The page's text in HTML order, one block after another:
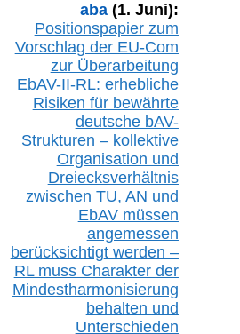
aba(1. Juni):
Positionspapier zum
Vorschlag der EU-Com
zur Überarbeitung
EbAV-II-RL: erhebliche
Risiken für bewährte
deutsche bAV-
Strukturen – kollektive
Organisation und
Dreiecksverhältnis
zwischen TU, AN und
EbAV müssen
angemessen
berücksichtigt werden –
RL mussCharakter der
Mindestharmonisierung
behalten und
Unterschieden